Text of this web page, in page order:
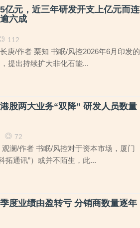
亿元，近三年研发开支上亿元而连
六成
112
庚/作者 栗知 书眠/风控2026年6月印发的
提出持续扩大非化石能...
股两大业务“双降” 研发人员数量
72
澜/作者 书眠/风控对于资本市场，厦门
拓通讯”）或并不陌生，此...
度业绩由盈转亏 分销商数量逐年